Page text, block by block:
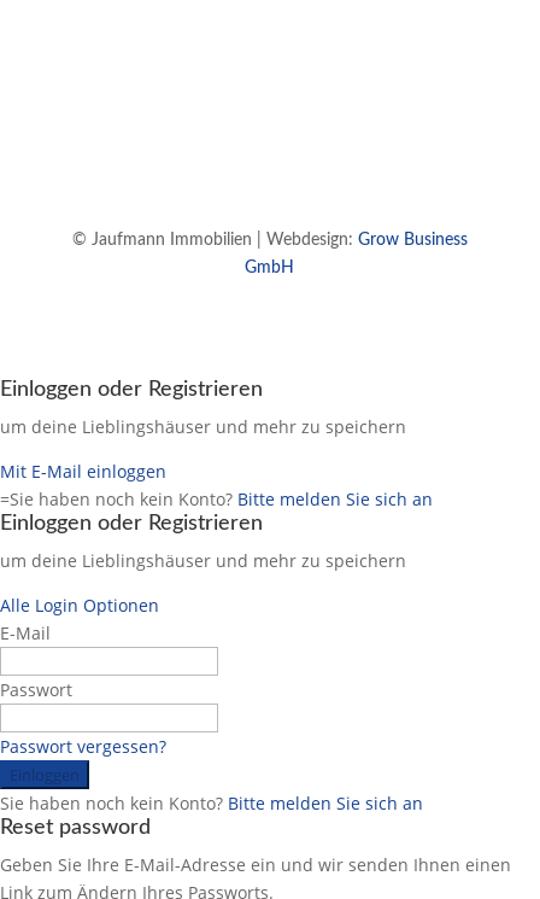
© Jaufmann Immobilien | Webdesign: Grow Business
GmbH
Einloggen oder Registrieren
um deine Lieblingshäuser und mehr zu speichern
Mit E-Mail einloggen
=Sie haben noch kein Konto? Bitte melden Sie sich an
Einloggen oder Registrieren
um deine Lieblingshäuser und mehr zu speichern
Alle Login Optionen
E-Mail
Passwort
Passwort vergessen?
Einloggen
Sie haben noch kein Konto? Bitte melden Sie sich an
Reset password
Geben Sie Ihre E-Mail-Adresse ein und wir senden Ihnen einen
Link zum Ändern Ihres Passworts.